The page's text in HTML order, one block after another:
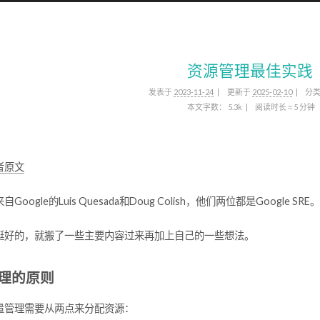
资源管理最佳实践
发表于 2023-11-24 更新于 2025-02-10 分
本文字数：
5.3k 阅读时长 ≈ 5 分钟
原文
自Google的Luis Quesada和Doug Colish，他们两位都是Google SRE。
好的，就搬了一些主要内容过来再加上自己的一些想法。
的原则
理需要从两点来分配资源：